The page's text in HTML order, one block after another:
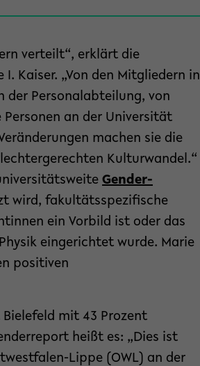
verteilt“, erklärt die
Kaiser. „Von den Mitgliedern in
der Personalabteilung, von
an der Universität
machen sie die
Kulturwandel.“
Gender-
wird, fakultätsspezifische
ein Vorbild ist oder das
eingerichtet wurde. Marie
positiven
mit 43 Prozent
heißt es: „Dies ist
Lippe (OWL) an der